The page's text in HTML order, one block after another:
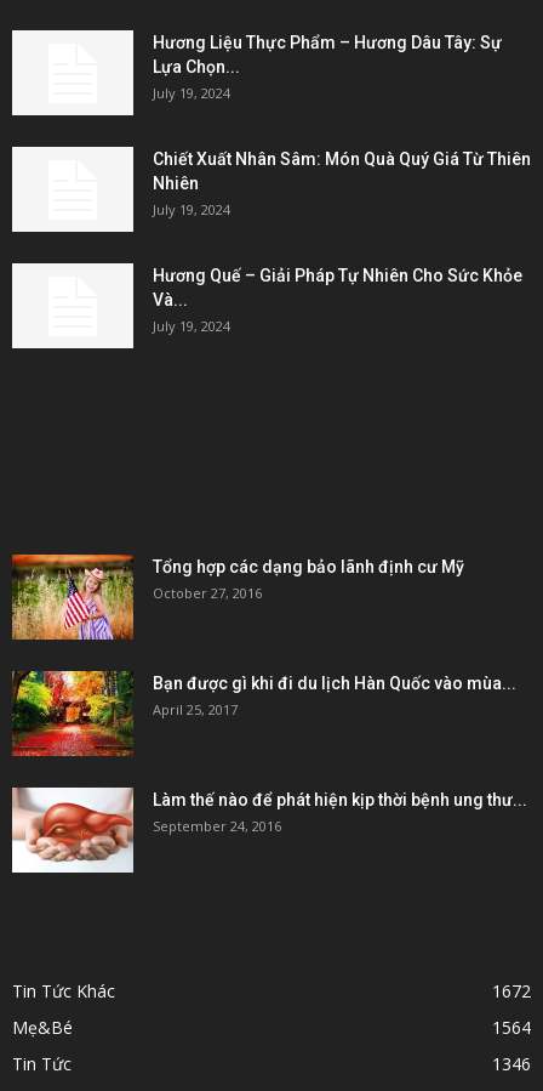
Hương Liệu Thực Phẩm – Hương Dâu Tây: Sự
Lựa Chọn...
July 19, 2024
Chiết Xuất Nhân Sâm: Món Quà Quý Giá Từ Thiên
Nhiên
July 19, 2024
Hương Quế – Giải Pháp Tự Nhiên Cho Sức Khỏe
Và...
July 19, 2024
Tổng hợp các dạng bảo lãnh định cư Mỹ
October 27, 2016
Bạn được gì khi đi du lịch Hàn Quốc vào mùa...
April 25, 2017
Làm thế nào để phát hiện kịp thời bệnh ung thư...
September 24, 2016
Tin Tức Khác
1672
Mẹ&Bé
1564
Tin Tức
1346